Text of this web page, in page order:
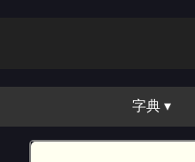
字典 ▾